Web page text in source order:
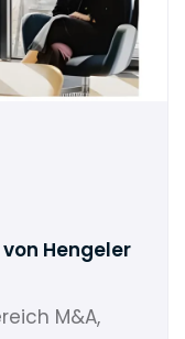
Hengeler
M&A,